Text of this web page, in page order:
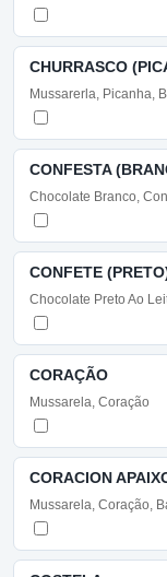
CHURRASCO
Mussarerla, Picanha,
CONFESTA
Chocolate Branco,
CONFETE
Chocolate Preto Ao
CORAÇÃO
Mussarela, Coração
CORACION
Mussarela, Coração,